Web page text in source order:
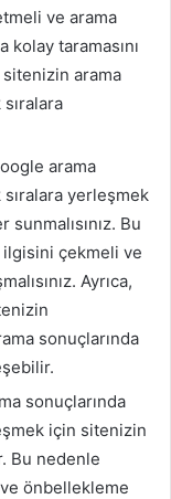
ve arama
kolay taramasını
sitenizin arama
arama
yerleşmek
Bu
ilgisini çekmeli ve
Ayrıca,
sonuçlarında
sonuçlarında
için sitenizin
Bu nedenle
önbellekleme